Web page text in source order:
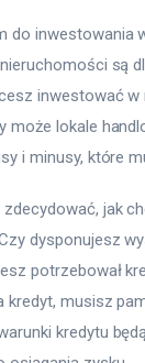
do inwestowania
są
inwestować w
może lokale
i minusy, które
jak
dysponujesz
potrzebował
kredyt, musisz
kredytu